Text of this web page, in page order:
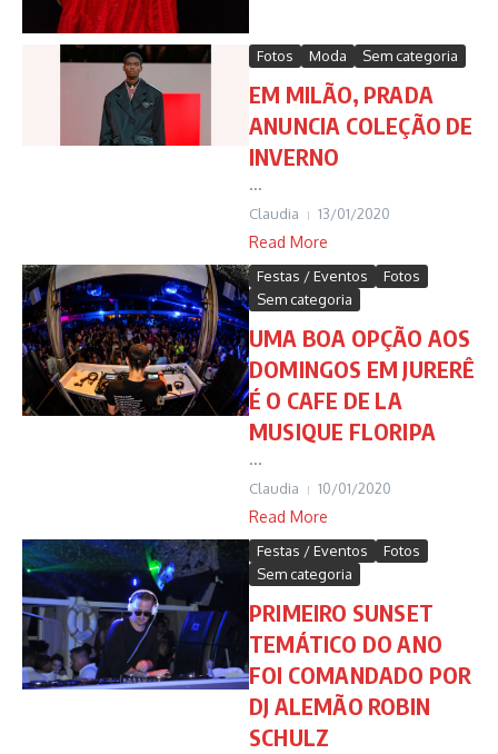
Fotos Moda Sem categoria
EM MILÃO, PRADA
ANUNCIA COLEÇÃO DE
INVERNO
...
Claudia 13/01/2020
Read More
Festas / Eventos
Fotos
Sem categoria
UMA BOA OPÇÃO AOS
DOMINGOS EM JURERÊ
É O CAFE DE LA
MUSIQUE FLORIPA
...
Claudia 10/01/2020
Read More
Festas / Eventos
Fotos
Sem categoria
PRIMEIRO SUNSET
TEMÁTICO DO ANO
FOI COMANDADO POR
DJ ALEMÃO ROBIN
SCHULZ